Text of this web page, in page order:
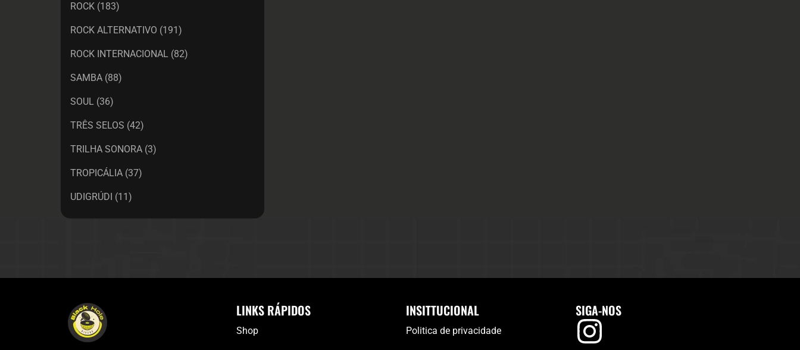
ROCK (183)
ROCK ALTERNATIVO (191)
ROCK INTERNACIONAL (82)
SAMBA (88)
SOUL (36)
TRÊS SELOS (42)
TRILHA SONORA (3)
TROPICÁLIA (37)
UDIGRÚDI (11)
LINKS RÁPIDOS
Shop
INSITTUCIONAL
Politica de privacidade
SIGA-NOS